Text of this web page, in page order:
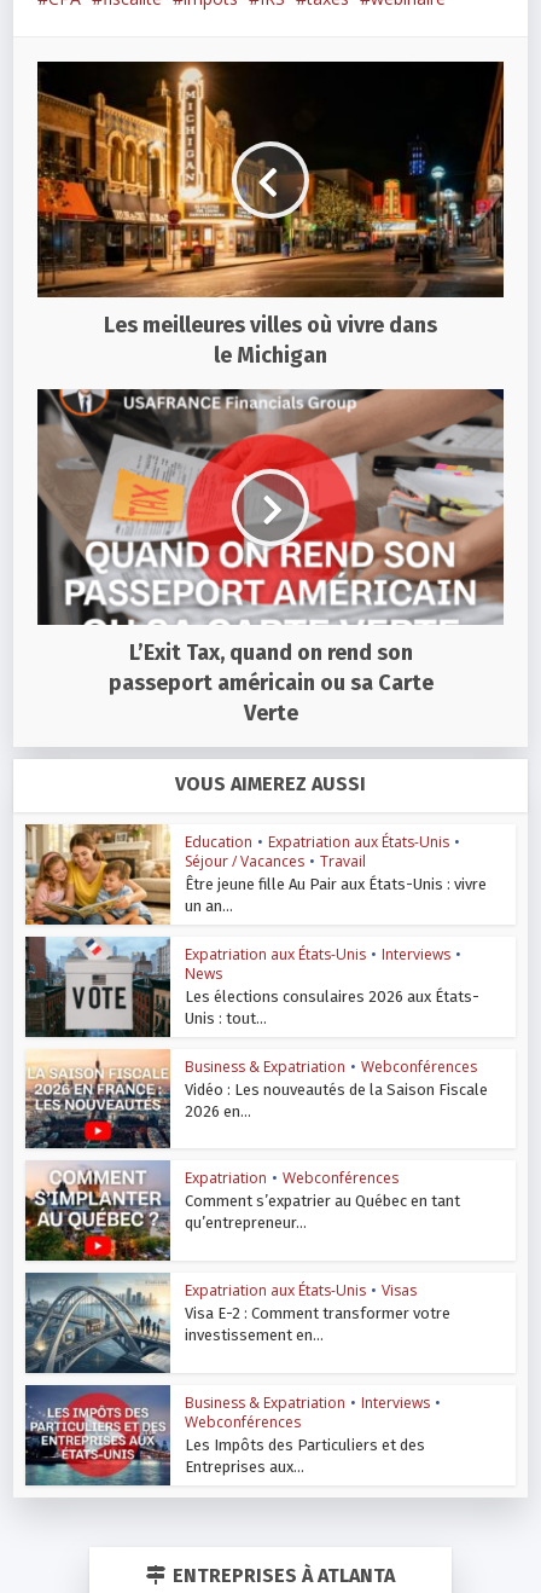
Les meilleures villes où vivre dans
le Michigan
L’Exit Tax, quand on rend son
passeport américain ou sa Carte
Verte
VOUS AIMEREZ AUSSI
Education • Expatriation aux États-Unis •
Séjour / Vacances • Travail
Être jeune fille Au Pair aux États-Unis : vivre
un an...
Expatriation aux États-Unis • Interviews •
News
Les élections consulaires 2026 aux États-
Unis : tout...
Business & Expatriation • Webconférences
Vidéo : Les nouveautés de la Saison Fiscale
2026 en...
Expatriation • Webconférences
Comment s’expatrier au Québec en tant
qu’entrepreneur...
Expatriation aux États-Unis • Visas
Visa E-2 : Comment transformer votre
investissement en...
Business & Expatriation • Interviews •
Webconférences
Les Impôts des Particuliers et des
Entreprises aux...
ENTREPRISES À ATLANTA